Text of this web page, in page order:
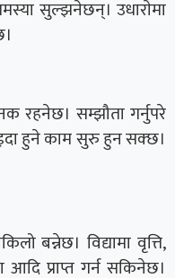
सुल्झनेछन्। उधाराेमा
रहनेछ। सम्झौता गर्नुपरे
हुने काम सुरु हुन सक्छ।
बन्नेछ। विद्यामा वृत्ति,
प्राप्त गर्न सकिनेछ।